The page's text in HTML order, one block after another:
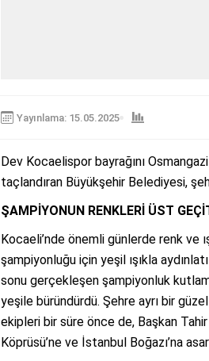
Yayınlama: 15.05.2025
Dev Kocaelispor bayrağını
taçlandıran Büyükşehir Belediyesi,
ŞAMPİYONUN RENKLERİ ÜST
Kocaeli’nde önemli günlerde renk ve
şampiyonluğu için yeşil ışıkla
sonu gerçekleşen şampiyonluk
yeşile büründürdü. Şehre ayrı bir
ekipleri bir süre önce de, Başkan Tahir
Köprüsü’ne ve İstanbul Boğazı’na